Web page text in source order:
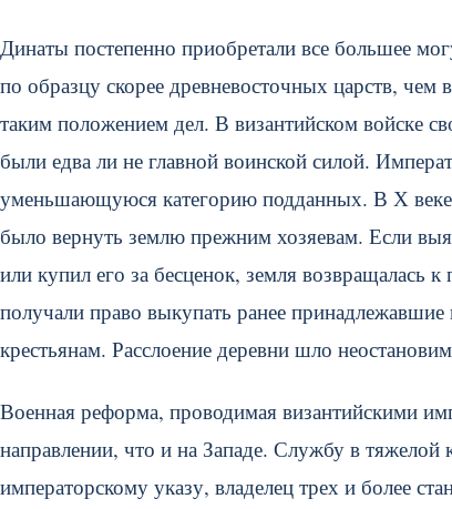
Динаты постепенно приобретали все большее
по образцу скорее древневосточных царств,
таким положением дел. В византийском войске
были едва ли не главной воинской силой.
уменьшающуюся категорию подданных. В Х веке
было вернуть землю прежним хозяевам. Если
или купил его за бесценок, земля возвращалась
получали право выкупать ранее
крестьянам. Расслоение деревни шло
Военная реформа, проводимая византийскими
направлении, что и на Западе. Службу в тяжелой
императорскому указу, владелец трех и более